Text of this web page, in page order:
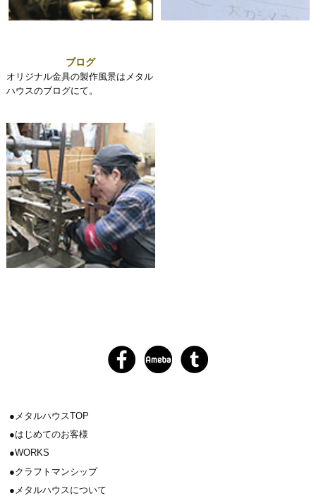
ブログ
オリジナル金具の製作風景はメタル
ハウスのブログにて。
メタルハウスTOP
はじめてのお客様
WORKS
クラフトマンシップ
メタルハウスについて